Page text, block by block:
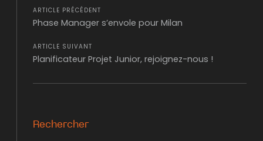
ARTICLE PRÉCÉDENT
Phase Manager s’envole pour Milan
ARTICLE SUIVANT
Planificateur Projet Junior, rejoignez-nous !
Rechercher